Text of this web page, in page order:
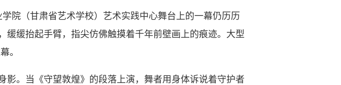
（甘肃省艺术学校）艺术实践中心舞台上的一幕仍历历
缓抬起手臂，指尖仿佛触摸着千年前壁画上的痕迹。大型
。
。当《守望敦煌》的段落上演，舞者用身体诉说着守护者